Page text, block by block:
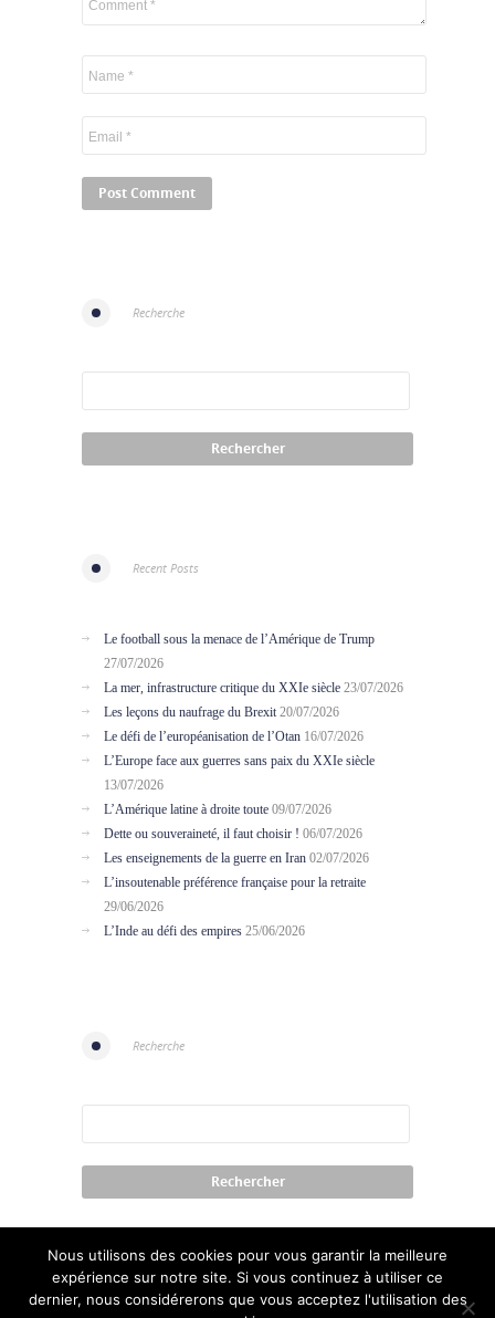
Recherche
Recent Posts
Le football sous la menace de l’Amérique de Trump
27/07/2026
La mer, infrastructure critique du XXIe siècle 23/07/2026
Les leçons du naufrage du Brexit 20/07/2026
Le défi de l’européanisation de l’Otan 16/07/2026
L’Europe face aux guerres sans paix du XXIe siècle
13/07/2026
L’Amérique latine à droite toute 09/07/2026
Dette ou souveraineté, il faut choisir ! 06/07/2026
Les enseignements de la guerre en Iran 02/07/2026
L’insoutenable préférence française pour la retraite
29/06/2026
L’Inde au défi des empires 25/06/2026
Recherche
Nous utilisons des cookies pour vous garantir la meilleure
expérience sur notre site. Si vous continuez à utiliser ce
dernier, nous considérerons que vous acceptez l'utilisation des